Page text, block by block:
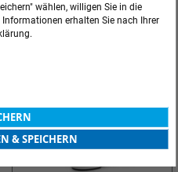
LABORGERÄTE
wählen, willigen Sie in die
erhalten Sie nach Ihrer
& SPEICHERN